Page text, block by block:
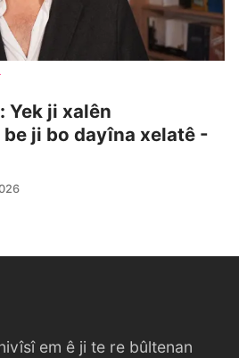
Yek ji xalên
ji bo dayîna xelatê -
em ê ji te re bûltenan